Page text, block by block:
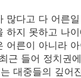
많다고 다 어른
하지 못하고 나
어른이 아니라
최근 들어 정치권
대중들의 깊어